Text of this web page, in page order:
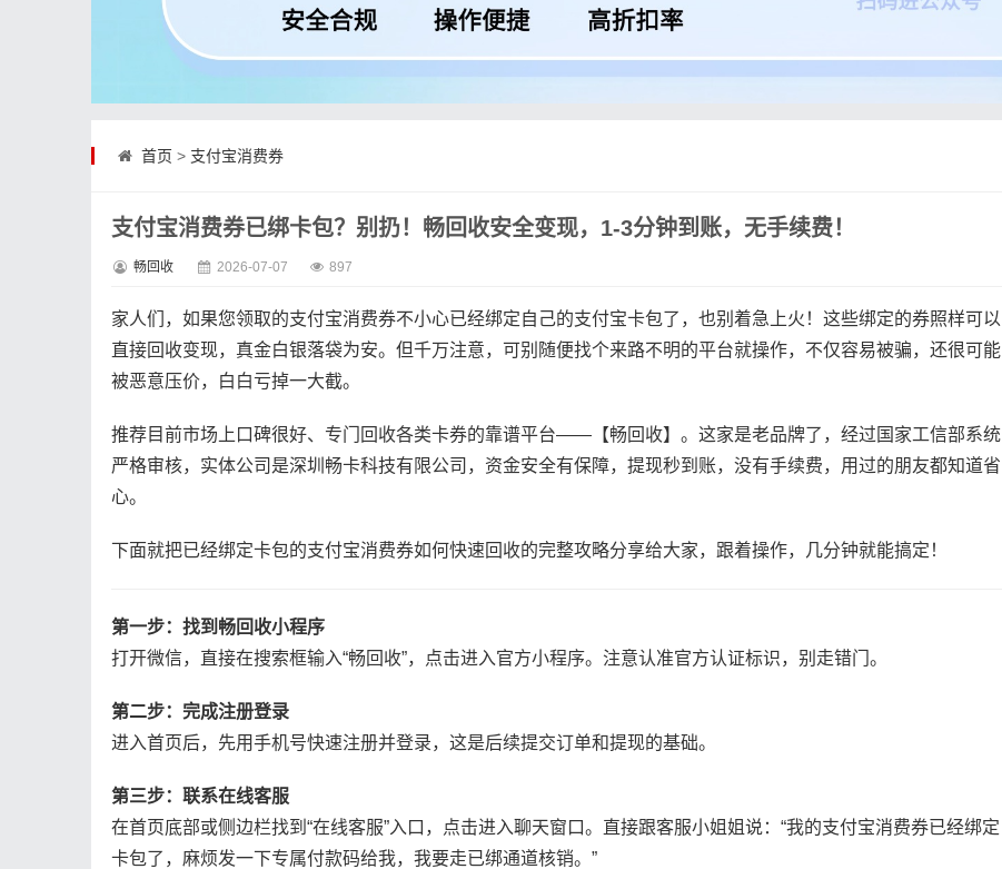
首页 > 支付宝消费券
支付宝消费券已绑卡包？别扔！畅回收安全变现，1-3分钟到账，无手续费！
畅回收 2026-07-07 897
家人们，如果您领取的支付宝消费券不小心已经绑定自己的支付宝卡包了，也别着急上火！这些绑定的券照样可以
直接回收变现，真金白银落袋为安。但千万注意，可别随便找个来路不明的平台就操作，不仅容易被骗，还很可能
被恶意压价，白白亏掉一大截。
推荐目前市场上口碑很好、专门回收各类卡券的靠谱平台——【畅回收】。这家是老品牌了，经过国家工信部系统
严格审核，实体公司是深圳畅卡科技有限公司，资金安全有保障，提现秒到账，没有手续费，用过的朋友都知道省
心。
下面就把已经绑定卡包的支付宝消费券如何快速回收的完整攻略分享给大家，跟着操作，几分钟就能搞定！
第一步：找到畅回收小程序
打开微信，直接在搜索框输入“畅回收”，点击进入官方小程序。注意认准官方认证标识，别走错门。
第二步：完成注册登录
进入首页后，先用手机号快速注册并登录，这是后续提交订单和提现的基础。
第三步：联系在线客服
在首页底部或侧边栏找到“在线客服”入口，点击进入聊天窗口。直接跟客服小姐姐说：“我的支付宝消费券已经绑定
卡包了，麻烦发一下专属付款码给我，我要走已绑通道核销。”